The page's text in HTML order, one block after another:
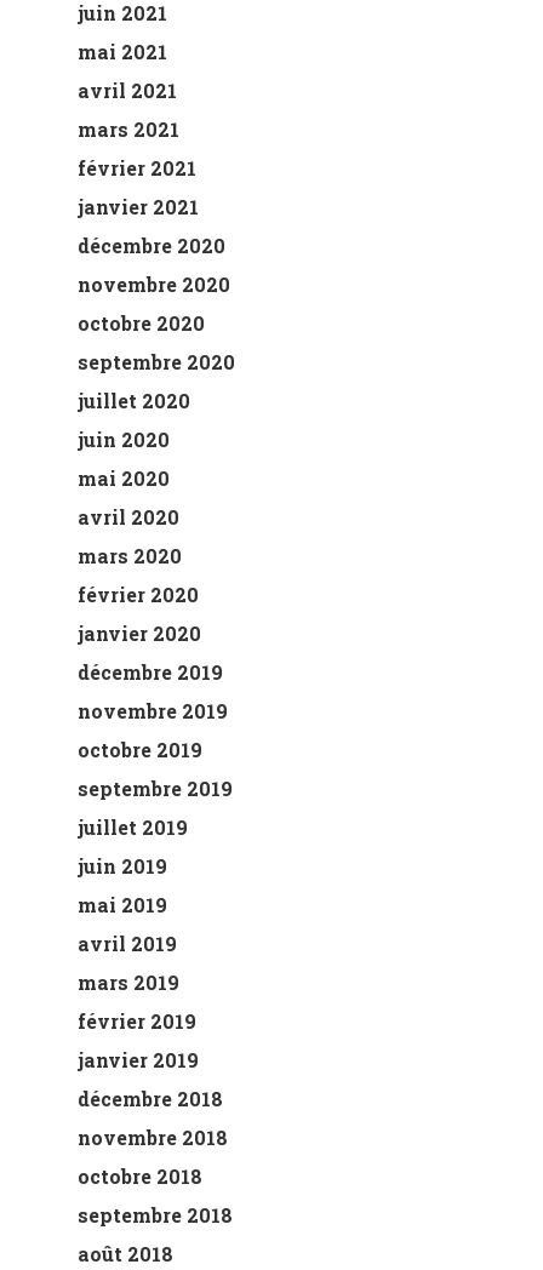
juin 2021
mai 2021
avril 2021
mars 2021
février 2021
janvier 2021
décembre 2020
novembre 2020
octobre 2020
septembre 2020
juillet 2020
juin 2020
mai 2020
avril 2020
mars 2020
février 2020
janvier 2020
décembre 2019
novembre 2019
octobre 2019
septembre 2019
juillet 2019
juin 2019
mai 2019
avril 2019
mars 2019
février 2019
janvier 2019
décembre 2018
novembre 2018
octobre 2018
septembre 2018
août 2018